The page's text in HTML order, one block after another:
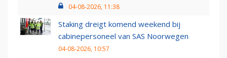
04-08-2026, 11:38
Staking dreigt komend weekend bij
cabinepersoneel van SAS Noorwegen
04-08-2026, 10:57